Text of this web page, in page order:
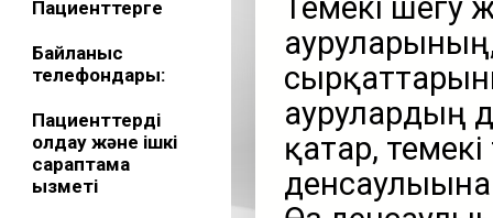
Пациенттерге
Байланыс
телефондары:
Пациенттерді
қолдау және ішкі
сараптама
қызметі
Темекі шегу
аурулардың
қатар,